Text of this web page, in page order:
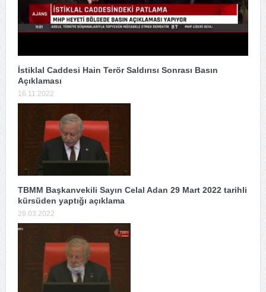
İstiklal Caddesi Hain Terör Saldırısı Sonrası Basın
Açıklaması
16.11.2022
TBMM Başkanvekili Sayın Celal Adan 29 Mart 2022 tarihli
kürsüden yaptığı açıklama
29.03.2022